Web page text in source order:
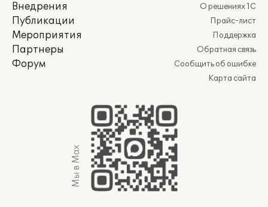
Внедрения
Публикации
Мероприятия
Партнеры
Форум
О решениях 1С
Прайс-лист
Поддержка
Обратная связь
Сообщить об ошибке
Карта сайта
Мы в Max